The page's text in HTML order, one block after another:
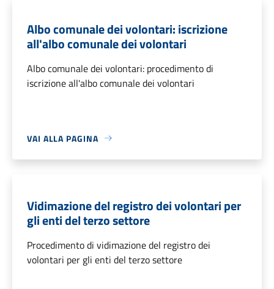
Albo comunale dei volontari: iscrizione
all'albo comunale dei volontari
Albo comunale dei volontari: procedimento di
iscrizione all'albo comunale dei volontari
VAI ALLA PAGINA
Vidimazione del registro dei volontari per
gli enti del terzo settore
Procedimento di vidimazione del registro dei
volontari per gli enti del terzo settore